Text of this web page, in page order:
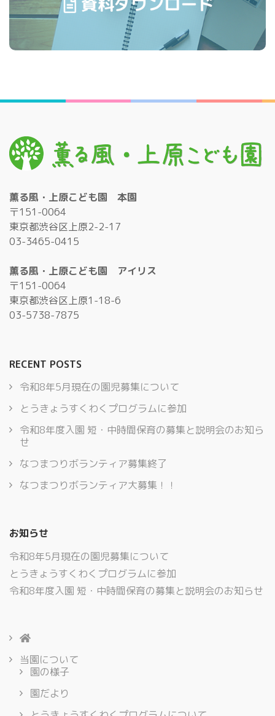
薫る風・上原こども園 本園
〒151-0064
東京都渋谷区上原2-2-17
03-3465-0415
薫る風・上原こども園 アイリス
〒151-0064
東京都渋谷区上原1-18-6
03-5738-7875
RECENT POSTS
令和8年5月現在の園児募集について
とうきょうすくわくプログラムに参加
令和8年度入園 短・中時間保育の募集と説明会のお知ら
せ
なつまつりボランティア募集終了
なつまつりボランティア大募集！！
お知らせ
令和8年5月現在の園児募集について
とうきょうすくわくプログラムに参加
令和8年度入園 短・中時間保育の募集と説明会のお知らせ
当園について
園の様子
園だより